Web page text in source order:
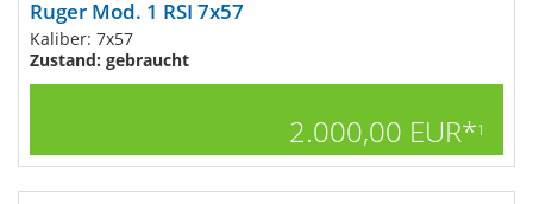
Ruger Mod. 1 RSI 7x57
Kaliber: 7x57
Zustand: gebraucht
2.000,00 EUR*1